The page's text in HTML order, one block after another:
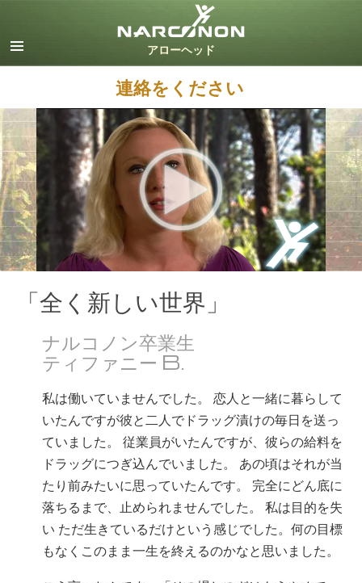
デンマーク語
ドイツ語
ギリシャ語
スペイン語（ラテン）
フランス語
ヘブライ語
マジャール語
イタリア語
日本語
オランダ語
ノルウェー語
アラビア語
ウクライナ語
クロアチア語
トルコ語
連絡をください
「全く新しい世界」
ナルコノン卒業生
ティファニー B.
私は働いていませんでした。 恋人と一緒に暮らして
いたんですが彼と二人でドラッグ漬けの毎日を送っ
ていました。 従業員がいたんですが、彼らの給料を
ドラッグにつぎ込んでいました。 あの頃はそれが当
たり前みたいに思っていたんです。 完全にどん底に
落ちるまで、止められませんでした。 私は目的を失
い ただ生きているだけという感じでした。何の目標
もなくこのまま一生を終えるのかなと思いました。